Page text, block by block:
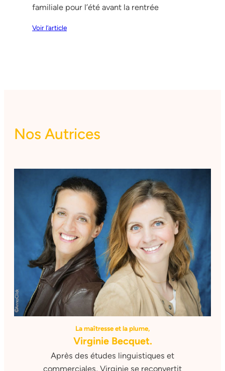
familiale pour l’été avant la rentrée
Voir l’article
Nos Autrices
La maîtresse et la plume,
Virginie Becquet.
Après des études linguistiques et
commerciales, Virginie se reconvertit